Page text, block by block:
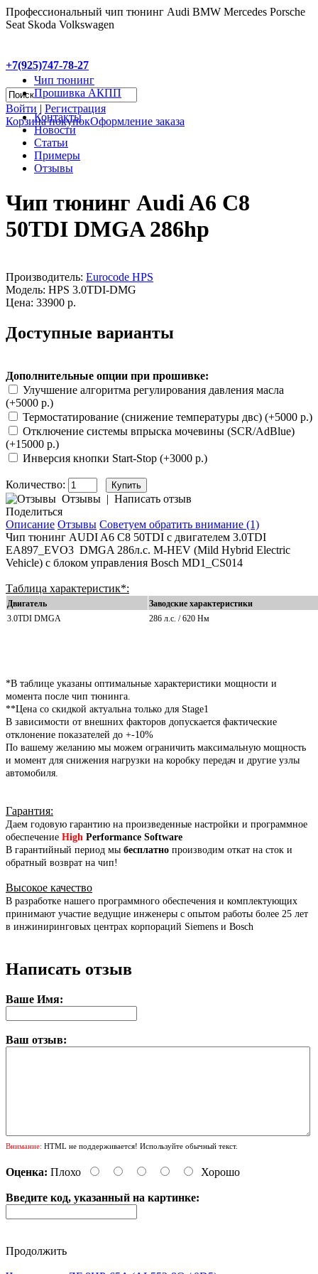
Профессиональный чип тюнинг Audi BMW Mercedes Porsche
Seat Skoda Volkswagen
+7(925)747-78-27
Войти | Регистрация
Корзина покупокОформление заказа
Чип тюнинг
Прошивка АКПП
Контакты
Новости
Статьи
Примеры
Отзывы
Чип тюнинг Audi A6 C8
50TDI DMGA 286hp
Производитель: Eurocode HPS
Модель: HPS 3.0TDI-DMG
Цена: 33900 р.
Доступные варианты
Дополнительные опции при прошивке:
Улучшение алгоритма регулирования давления масла
(+5000 р.)
Термостатирование (снижение температуры двс) (+5000 р.)
Отключение системы впрыска мочевины (SCR/AdBlue)
(+15000 р.)
Инверсия кнопки Start-Stop (+3000 р.)
Количество:
Отзывы | Написать отзыв
Поделиться
Описание Отзывы Советуем обратить внимание (1)
Чип тюнинг AUDI A6 C8 50TDI с двигателем 3.0TDI
EA897_EVO3 DMGA 286л.с. M-HEV (Mild Hybrid Electric
Vehicle) с блоком управления Bosch MD1_CS014
Таблица характеристик*:
Двигатель
Заводские характеристики
3.0TDI DMGA
286 л.с. / 620 Нм
*В таблице указаны оптимальные характеристики мощности и
момента после чип тюнинга.
**Цена со скидкой актуальна только для Stage1
В зависимости от внешних факторов допускается фактические
отклонение показателей до +-10%
По вашему желанию мы можем ограничить максимальную мощность
и момент для снижения нагрузки на коробку передач и другие узлы
автомобиля.
Гарантия:
Даем годовую гарантию на произведенные настройки и программное
обеспечение High Performance Software
В гарантийный период мы бесплатно производим откат на сток и
обратный возврат на чип!
Высокое качество
В разработке нашего программного обеспечения и комплектующих
принимают участие ведущие инженеры с опытом работы более 25 лет
в инжиниринговых центрах корпораций Siemens и Bosch
Написать отзыв
Ваше Имя:
Ваш отзыв:
Внимание: HTML не поддерживается! Используйте обычный текст.
Оценка: Плохо Хорошо
Введите код, указанный на картинке:
Продолжить